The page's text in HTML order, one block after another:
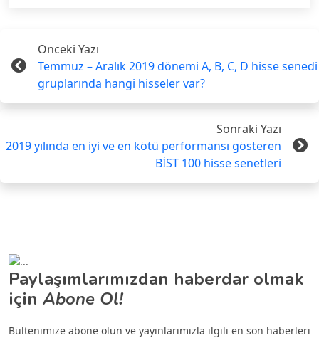
Önceki Yazı
Temmuz – Aralık 2019 dönemi A, B, C, D hisse senedi
gruplarında hangi hisseler var?
Sonraki Yazı
2019 yılında en iyi ve en kötü performansı gösteren
BİST 100 hisse senetleri
Paylaşımlarımızdan haberdar olmak
için Abone Ol!
Bültenimize abone olun ve yayınlarımızla ilgili en son haberleri